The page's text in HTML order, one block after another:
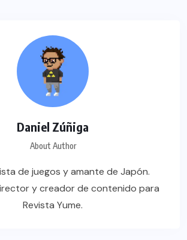
Daniel Zúñiga
About Author
de juegos y amante de Japón.
y creador de contenido para
Revista Yume.